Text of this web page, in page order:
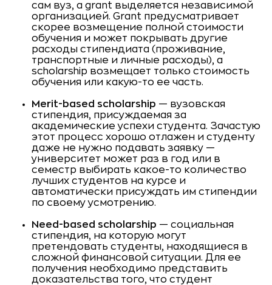
сам вуз, а grant выделяется независимой
организацией. Grant предусматривает
скорее возмещение полной стоимости
обучения и может покрывать другие
расходы стипендиата (проживание,
транспортные и личные расходы), a
scholarship возмещает только стоимость
обучения или какую-то ее часть.
Merit-based scholarship — вузовская
стипендия, присуждаемая за
академические успехи студента. Зачастую
этот процесс хорошо отлажен и студенту
даже не нужно подавать заявку —
университет может раз в год или в
семестр выбирать какое-то количество
лучших студентов на курсе и
автоматически присуждать им стипендии
по своему усмотрению.
Need-based scholarship — социальная
стипендия, на которую могут
претендовать студенты, находящиеся в
сложной финансовой ситуации. Для ее
получения необходимо представить
доказательства того, что студент